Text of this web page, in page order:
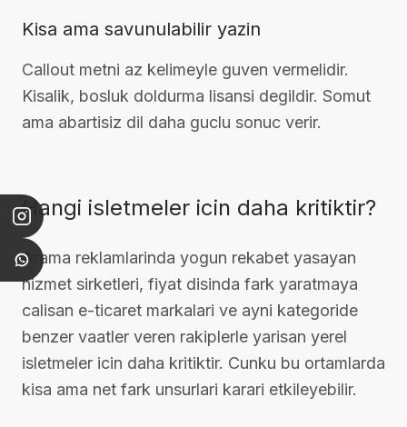
Kisa ama savunulabilir yazin
Callout metni az kelimeyle guven vermelidir.
Kisalik, bosluk doldurma lisansi degildir. Somut
ama abartisiz dil daha guclu sonuc verir.
Hangi isletmeler icin daha kritiktir?
Arama reklamlarinda yogun rekabet yasayan
hizmet sirketleri, fiyat disinda fark yaratmaya
calisan e-ticaret markalari ve ayni kategoride
benzer vaatler veren rakiplerle yarisan yerel
isletmeler icin daha kritiktir. Cunku bu ortamlarda
kisa ama net fark unsurlari karari etkileyebilir.